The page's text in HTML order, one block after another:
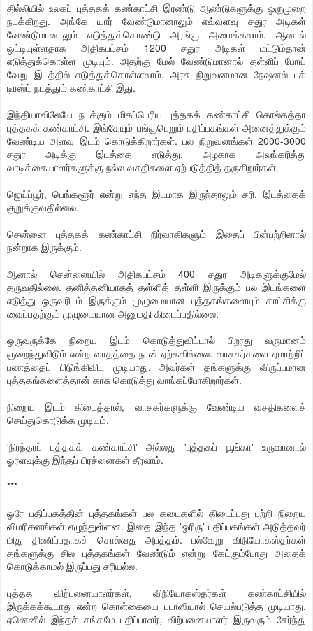
தில்லியில் உலகப் புத்தகக் கண்காட்சி இரண்டு ஆண்டுகளுக்கு ஒருமுறை
நடக்கிறது. அங்கே யார் வேண்டுமானாலும் எவ்வளவு சதுர அடிகள்
வேண்டுமானாலும் எடுத்துக்கொண்டு அரங்கு அமைக்கலாம். ஆனால்
ஒட்டியுள்ளதாக அதிகபட்சம் 1200 சதுர அடிகள் மட்டும்தான்
எடுத்துக்கொள்ள முடியும். அதற்கு மேல் வேண்டுமானால் தள்ளிப் போய்
வேறு இடத்தில் எடுத்துக்கொள்ளலாம். அரசு நிறுவனமான நேஷனல் புக்
டிரஸ்ட் நடத்தும் கண்காட்சி இது.
இந்தியாவிலேயே நடக்கும் மிகப்பெரிய புத்தகக் கண்காட்சி கொல்கத்தா
புத்தகக் கண்காட்சி. இங்கேயும் பங்குபெறும் பதிப்பகங்கள் அனைத்துக்கும்
வேண்டிய அளவு இடம் கொடுக்கிறார்கள். பல நிறுவனங்கள் 2000-3000
சதுர அடிக்கு இடத்தை எடுத்து, அழகாக அலங்கரித்து
வாடிக்கையாளர்களுக்கு நல்ல வசதிகளை ஏற்படுத்தித் தருகிறார்கள்.
ஜெய்ப்பூர், பெங்களூர் என்று எந்த இடமாக இருந்தாலும் சரி, இடத்தைக்
குறுக்குவதில்லை.
சென்னை புத்தகக் கண்காட்சி நிர்வாகிகளும் இதைப் பின்பற்றினால்
நன்றாக இருக்கும்.
ஆனால் சென்னையில் அதிகபட்சம் 400 சதுர அடிகளுக்குமேல்
தருவதில்லை. தனித்தனியாகத் தள்ளித் தள்ளி இருக்கும் பல இடங்களை
எடுத்து ஒருவரிடம் இருக்கும் முழுமையான புத்தகங்களையும் காட்சிக்கு
வைப்பதற்கும் முழுமையான அனுமதி கிடைப்பதில்லை.
ஒருவருக்கே நிறைய இடம் கொடுத்துவிட்டால் பிறரது வருமானம்
குறைந்துவிடும் என்ற வாதத்தை நான் ஏற்கவில்லை. வாசகர்களை ஏமாற்றிப்
பணத்தைப் பிடுங்கிவிட முடியாது. அவர்கள் தங்களுக்கு விருப்பமான
புத்தகங்களைத்தான் காசு கொடுத்து வாங்கப்போகிறார்கள்.
நிறைய இடம் கிடைத்தால், வாசகர்களுக்கு வேண்டிய வசதிகளைச்
செய்துகொடுக்க முடியும்.
'நிரந்தரப் புத்தகக் கண்காட்சி' அல்லது 'புத்தகப் பூங்கா' உருவானால்
ஓரளவுக்கு இந்தப் பிரச்னைகள் தீரலாம்.
***
ஒரே பதிப்பகத்தின் புத்தகங்கள் பல கடைகளில் கிடைப்பது பற்றி நிறைய
விமரிசனங்கள் எழுந்துள்ளன. இதை இந்த 'ஓரிரு' பதிப்பகங்கள் அடுத்தவர்
மிது திணிப்பதாகச் சொல்வது அபத்தம். பல்வேறு விநியோகஸ்தர்கள்
தங்களுக்கு சில புத்தகங்கள் வேண்டும் என்று கேட்கும்போது அதைக்
கொடுக்காமல் இருப்பது சரியல்ல.
புத்தக விற்பனையாளர்கள், விநியோகஸ்தர்கள் கண்காட்சியில்
இருக்கக்கூடாது என்ற கொள்கையை பபாஸியால் செயல்படுத்த முடியாது.
ஏனெனில் இந்தச் சங்கமே பதிப்பாளர், விற்பனையாளர் இருவரும் சேர்ந்து